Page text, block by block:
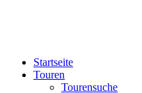
Startseite
Touren
Tourensuche